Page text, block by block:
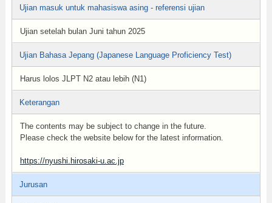
Ujian masuk untuk mahasiswa asing - referensi ujian
Ujian setelah bulan Juni tahun 2025
Ujian Bahasa Jepang (Japanese Language Proficiency Test)
Harus lolos JLPT N2 atau lebih (N1)
Keterangan
The contents may be subject to change in the future.
Please check the website below for the latest information.
https://nyushi.hirosaki-u.ac.jp
Jurusan